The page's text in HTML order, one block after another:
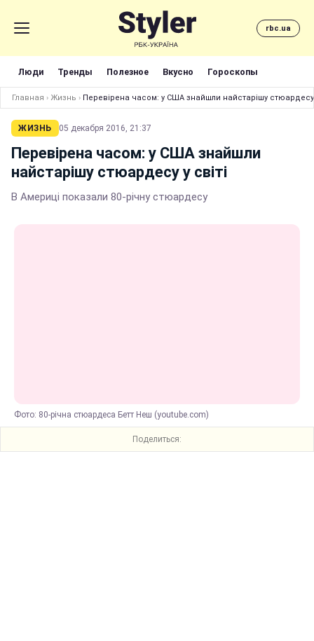
rbc.ua
Люди Тренды Полезное Вкусно Гороскопы
Главная › Жизнь › Перевірена часом: у США знайшли найстарішу стюардесу
ЖИЗНЬ 05 декабря 2016, 21:37
Перевірена часом: у США знайшли
найстарішу стюардесу у світі
В Америці показали 80-річну стюардесу
Фото: 80-річна стюардеса Бетт Неш (youtube.com)
Поделиться: